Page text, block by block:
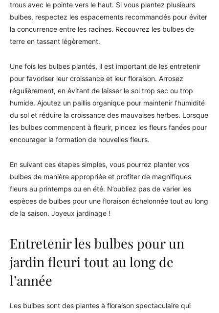
trous avec le pointe vers le haut. Si vous plantez plusieurs
bulbes, respectez les espacements recommandés pour éviter
la concurrence entre les racines. Recouvrez les bulbes de
terre en tassant légèrement.
Une fois les bulbes plantés, il est important de les entretenir
pour favoriser leur croissance et leur floraison. Arrosez
régulièrement, en évitant de laisser le sol trop sec ou trop
humide. Ajoutez un paillis organique pour maintenir l’humidité
du sol et réduire la croissance des mauvaises herbes. Lorsque
les bulbes commencent à fleurir, pincez les fleurs fanées pour
encourager la formation de nouvelles fleurs.
En suivant ces étapes simples, vous pourrez planter vos
bulbes de manière appropriée et profiter de magnifiques
fleurs au printemps ou en été. N’oubliez pas de varier les
espèces de bulbes pour une floraison échelonnée tout au long
de la saison. Joyeux jardinage !
Entretenir les bulbes pour un
jardin fleuri tout au long de
l’année
Les bulbes sont des plantes à floraison spectaculaire qui